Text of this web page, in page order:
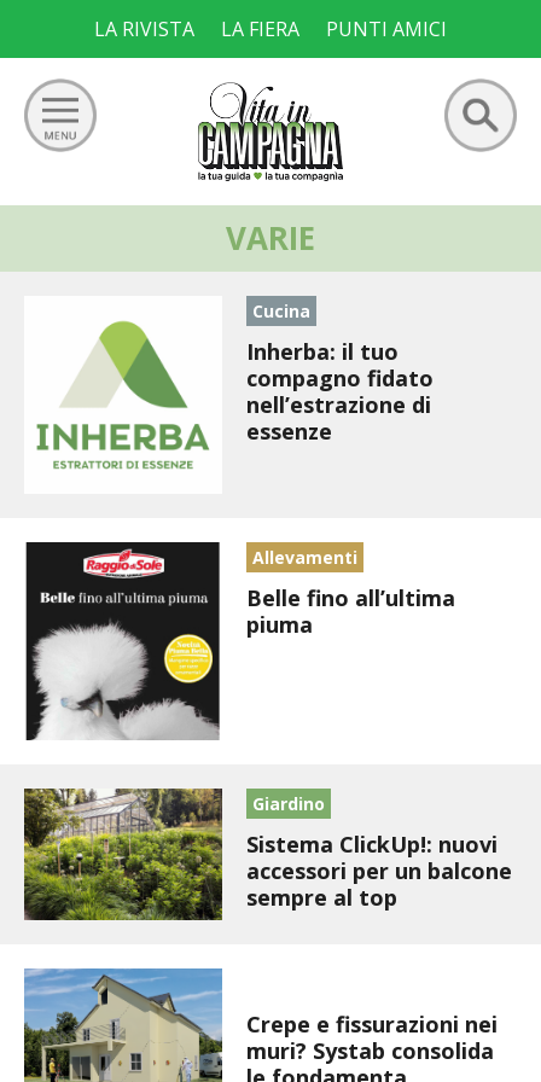
content
LA RIVISTA LA FIERA PUNTI AMICI
FRUTTETO
VIGNETO
BIODIVERSITÀ
CUCINA
PRODOTTI
FARFALLE DELLA CAMPAGNA
PICCOLO POLLAIO
STORIE DEI LETTORI
CONSERVARE LA FRUTTA
CONSERVE DELL’ORTO
FACEM
VARIE
Cucina
Inherba: il tuo
compagno fidato
nell’estrazione di
essenze
Allevamenti
Belle fino all’ultima
piuma
Giardino
Sistema ClickUp!: nuovi
accessori per un balcone
sempre al top
Crepe e fissurazioni nei
muri? Systab consolida